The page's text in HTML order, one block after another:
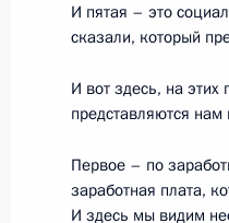
20
20 мая
И пятая – это
сказали, который
И вот здесь, на этих
представляются
Первое – по
заработная плата,
И здесь мы видим